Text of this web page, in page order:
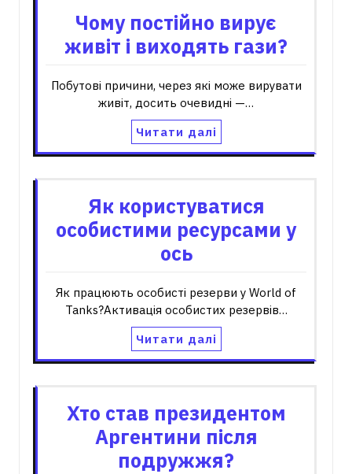
Чому постійно вирує
живіт і виходять гази?
Побутові причини, через які може вирувати
живіт, досить очевидні —…
Читати далі
Як користуватися
особистими ресурсами у
ось
Як працюють особисті резерви у World of
Tanks?Активація особистих резервів…
Читати далі
Хто став президентом
Аргентини після
подружжя?